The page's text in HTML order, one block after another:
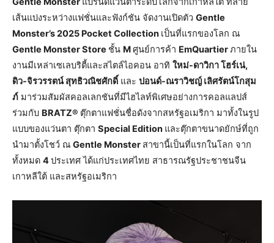
เส้นแบ่งระหว่างแฟชั่นและฟังก์ชัน จัดงานเปิดตัว Gentle
Monster’s 2025 Pocket Collection เป็นที่แรกของโลก ณ
Gentle Monster Store ชั้น Mศูนย์การค้า EmQuartierภายใน
งานมีเหล่าเซเลบริตี้และสไตล์ไอคอน อาทิ ใหม่-ดาวิกา โฮร์เน่,
ดิว-จิรวรรตน์ สุทธิวณิชศักดิ์ และ ปอนด์-ณราวิชญ์ เลิศรัตน์โกสุม
ภ์ มาร่วมสัมผัสคอลเลกชันที่มีไฮไลท์พิเศษอย่างการคอลแลปส์
ร่วมกับ BRATZ® ตุ๊กตาแฟชั่นชื่อดังจากสหรัฐอเมริกา มาทั้งในรูป
แบบของแว่นตา ตุ๊กตา Special Edition และตุ๊กตาขนาดยักษ์ที่ถูก
นำมาตั้งโชว์ ณ Gentle Monster สาขานี้เป็นที่แรกในโลก จาก
ทั้งหมด 4ประเทศ ได้แก่ประเทศไทย สาธารณรัฐประชาชนจีน
เกาหลีใต้ และสหรัฐอเมริกา